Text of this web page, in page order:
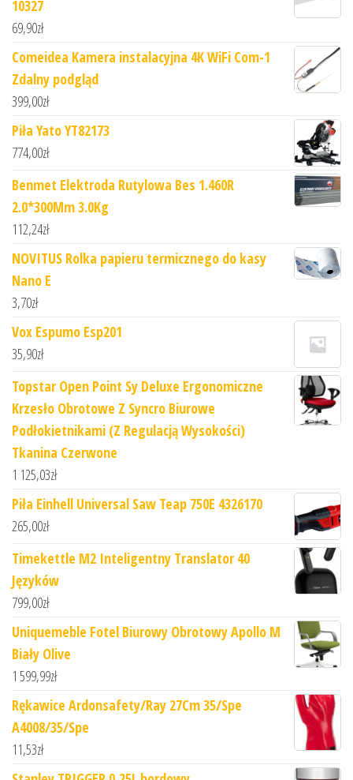
10327
69,90zł
Comeidea Kamera instalacyjna 4K WiFi Com-1
Zdalny podgląd
399,00zł
Piła Yato YT82173
774,00zł
Benmet Elektroda Rutylowa Bes 1.460R
2.0*300Mm 3.0Kg
112,24zł
NOVITUS Rolka papieru termicznego do kasy
Nano E
3,70zł
Vox Espumo Esp201
35,90zł
Topstar Open Point Sy Deluxe Ergonomiczne
Krzesło Obrotowe Z Syncro Biurowe
Podłokietnikami (Z Regulacją Wysokości)
Tkanina Czerwone
1 125,03zł
Piła Einhell Universal Saw Teap 750E 4326170
265,00zł
Timekettle M2 Inteligentny Translator 40
Języków
799,00zł
Uniquemeble Fotel Biurowy Obrotowy Apollo M
Biały Olive
1 599,99zł
Rękawice Ardonsafety/Ray 27Cm 35/Spe
A4008/35/Spe
11,53zł